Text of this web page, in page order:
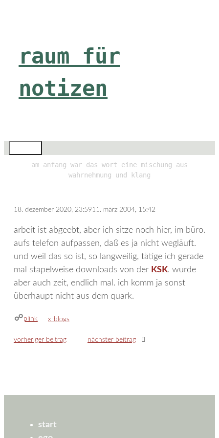
raum für
notizen
am anfang war das wort eine mischung aus
wahrnehmung und klang
18. dezember 2020, 23:5911. märz 2004, 15:42
arbeit ist abgeebt, aber ich sitze noch hier, im büro.
aufs telefon aufpassen, daß es ja nicht wegläuft.
und weil das so ist, so langweilig, tätige ich gerade
mal stapelweise downloads von der KSK. wurde
aber auch zeit, endlich mal. ich komm ja sonst
überhaupt nicht aus dem quark.
plink kategorien
x-blogs
vorheriger beitrag nächster beitrag
start